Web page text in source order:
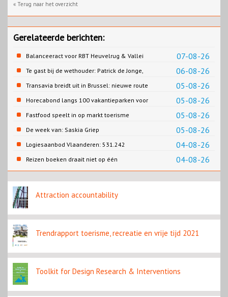
« Terug naar het overzicht
Gerelateerde berichten:
07-08-26
Balanceeract voor RBT Heuvelrug & Vallei
06-08-26
Te gast bij de wethouder: Patrick de Jonge,
Gemeente Emmen
05-08-26
Transavia breidt uit in Brussel: nieuwe route
naar Porto
05-08-26
Horecabond langs 100 vakantieparken voor
Cao-recreatie
05-08-26
Fastfood speelt in op markt toerisme
05-08-26
De week van: Saskia Griep
04-08-26
Logiesaanbod Vlaanderen: 531.242
slaapplaatsen
04-08-26
Reizen boeken draait niet op één
contentbron
Attraction accountability
Trendrapport toerisme, recreatie en vrije tijd 2021
Toolkit for Design Research & Interventions